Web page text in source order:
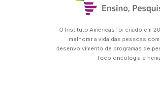
O Instituto Américas foi criado em
melhorar a vida das pessoas
desenvolvimento de programas de
foco oncologia e